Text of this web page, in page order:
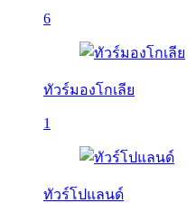
6
ทัวร์มองโกเลีย
1
ทัวร์โปแลนด์